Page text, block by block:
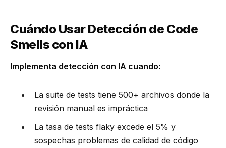
Cuándo Usar Detección de Code
Smells con IA
Implementa detección con IA cuando:
La suite de tests tiene 500+ archivos donde la
revisión manual es impráctica
La tasa de tests flaky excede el 5% y
sospechas problemas de calidad de código